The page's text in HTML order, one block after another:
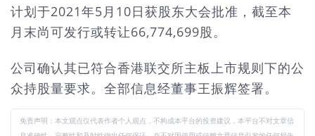
计划于2021年5月10日获股东大会批准，截至本
月末尚可发行或转让66,774,699股。
公司确认其已符合香港联交所主板上市规则下的公
众持股量要求。全部信息经董事王振辉签署。
免责声明：本文观点仅代表作者个人观点，不构成本平台的投资建议，本平台不对文章信